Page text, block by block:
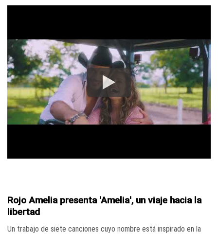
Rojo Amelia presenta 'Amelia', un viaje hacia la
libertad
Un trabajo de siete canciones cuyo nombre está inspirado en la